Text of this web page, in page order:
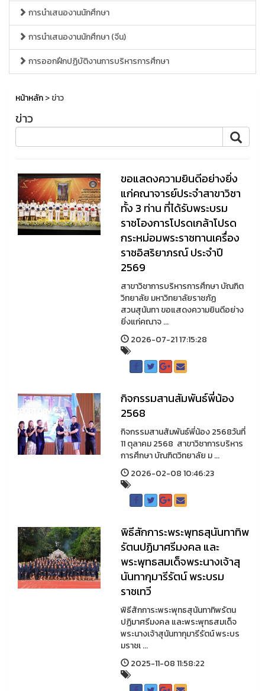
การนำเสนองานนักศึกษา
การนำเสนองานนักศึกษา (จีน)
การออกฝึกปฏิบัติงานการบริหารการศึกษา
หน้าหลัก> ข่าว
ข่าว
ขอแสดงความยินดีอย่างยิ่ง
แก่คณาจารย์ประจำสาขาวิชา
ทั้ง 3 ท่าน ที่ได้รับพระบรม
ราชโองการโปรดเกล้าโปรด
กระหม่อมพระราชทานเครื่อง
ราชอิสริยาภรณ์ ประจำปี
2569
สาขาวิชาการบริหารการศึกษา บัณฑิต
วิทยาลัย มหาวิทยาลัยราชภัฏ
สวนสุนันทา ขอแสดงความยินดีอย่าง
ยิ่งแก่คณาจ ...
2026-07-21 17:15:28
กิจกรรมสานสัมพันธ์พี่น้อง
2568
กิจกรรมสานสัมพันธ์พี่น้อง 2568วันที่
11 ตุลาคม 2568 สาขาวิชาการบริหาร
การศึกษา บัณฑิตวิทยาลัย ม ...
2026-02-08 10:46:23
พิธีสักการะพระพุทธสุนันทาทิพ
รัตนปฏิมาศรีมงคล และ
พระพุทธสมเด็จพระนางเจ้าสุ
นันทากุมารีรัตน์ พระบรม
ราชเทวี
พิธีสักการะพระพุทธสุนันทาทิพรัตน
ปฏิมาศรีมงคล และพระพุทธสมเด็จ
พระนางเจ้าสุนันทากุมารีรัตน์ พระบร
มราชเ ...
2025-11-08 11:58:22